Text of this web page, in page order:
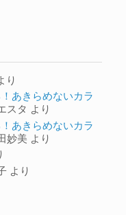
り
あきらめないカラ
スタ より
あきらめないカラ
妙美 より
より